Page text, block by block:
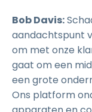
Bob Davis:
aandachtspunt
om met onze
gaat om een
een grote
Ons platform